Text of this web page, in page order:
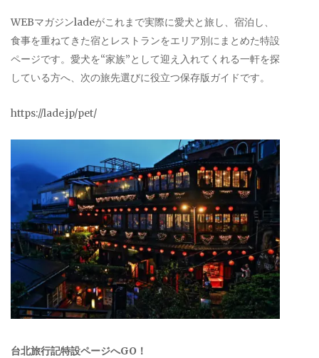
WEBマガジンladeがこれまで実際に愛犬と旅し、宿泊し、
食事を重ねてきた宿とレストランをエリア別にまとめた特設
ページです。愛犬を“家族”として迎え入れてくれる一軒を探
している方へ、次の旅先選びに役立つ保存版ガイドです。
https://lade.jp/pet/
台北旅行記特設ページへGO！